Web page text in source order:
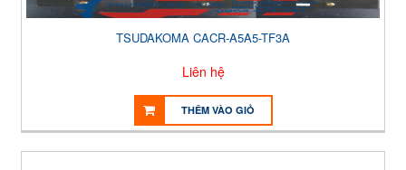
TSUDAKOMA CACR-A5A5-TF3A
Liên hệ
THÊM VÀO GIỎ